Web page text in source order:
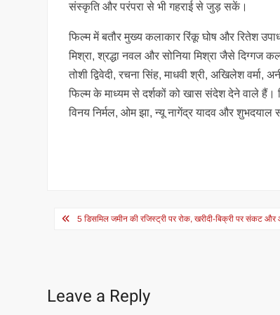
संस्कृति और परंपरा से भी गहराई से जुड़ सकें।
फिल्म में बतौर मुख्य कलाकार रिंकू घोष और रितेश
मिश्रा, श्रद्धा नवल और सोनिया मिश्रा जैसे दिग्गज
तोशी द्विवेदी, रचना सिंह, माधवी श्री, अखिलेश
फिल्म के माध्यम से दर्शकों को खास संदेश देने वाले हैं।
विनय निर्मल, ओम झा, न्यू नागेंद्र यादव और शुभदयाल
Post5 डिसमिल जमीन की रजिस्ट्री पर रोक, खरीदी-बिक्री पर संकट
Leave a Reply